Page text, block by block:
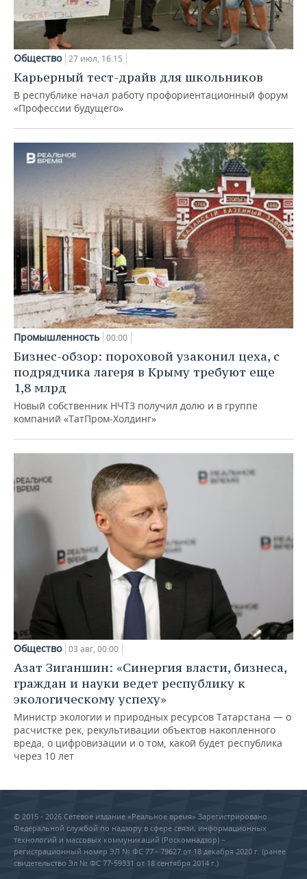
Общество 27 июл, 16:15
Карьерный тест-драйв для школьников
В республике начал работу профориентационный форум
«Профессии будущего»
Промышленность 00:00
Бизнес-обзор: пороховой узаконил цеха, с
подрядчика лагеря в Крыму требуют еще
1,8 млрд
Новый собственник НЧТЗ получил долю и в группе
компаний «ТатПром-Холдинг»
Общество 03 авг, 00:00
Азат Зиганшин: «Синергия власти, бизнеса,
граждан и науки ведет республику к
экологическому успеху»
Министр экологии и природных ресурсов Татарстана — о
расчистке рек, рекультивации объектов накопленного
вреда, о цифровизации и о том, какой будет республика
через 10 лет
© 2015 - 2026 Сетевое издание «Реальное время» Зарегистрировано
Федеральной службой по надзору в сфере связи, информационных
технологий и массовых коммуникаций (Роскомнадзор) –
регистрационный номер ЭЛ № ФС 77 - 79627 от 18 декабря 2020 г. (ранее
свидетельство Эл № ФС 77-59331 от 18 сентября 2014 г.)